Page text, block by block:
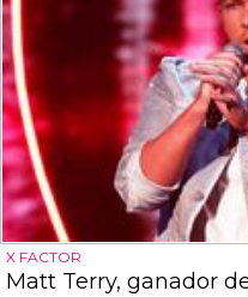
X FACTOR
Matt Terry, ganador